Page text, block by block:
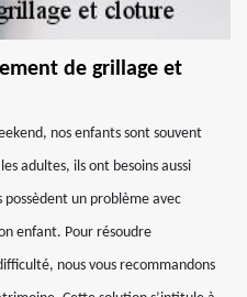
de grillage et
nos enfants sont souvent
adultes, ils ont besoins aussi
un problème avec
enfant. Pour résoudre
nous vous recommandons